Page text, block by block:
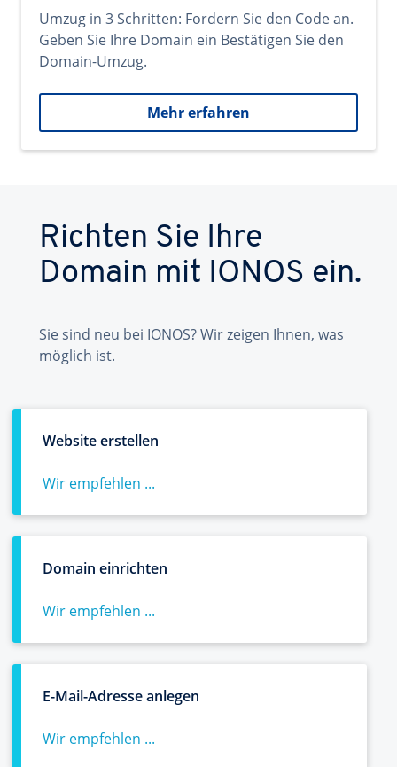
Umzug in 3 Schritten: Fordern Sie den Code an.
Geben Sie Ihre Domain ein Bestätigen Sie den
Domain-Umzug.
Mehr erfahren
Richten Sie Ihre
Domain mit IONOS ein.
Sie sind neu bei IONOS? Wir zeigen Ihnen, was
möglich ist.
Website erstellen
Wir empfehlen ...
Domain einrichten
Wir empfehlen ...
E-Mail-Adresse anlegen
Wir empfehlen ...